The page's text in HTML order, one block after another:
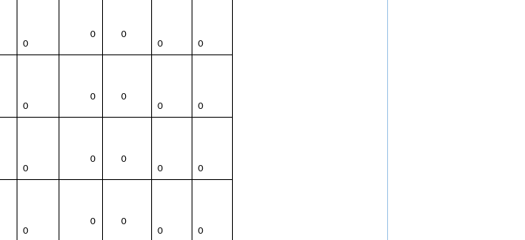
0
0
0
0
0
0
0
0
0
0
0
0
0
0
0
0
0
0
0
0